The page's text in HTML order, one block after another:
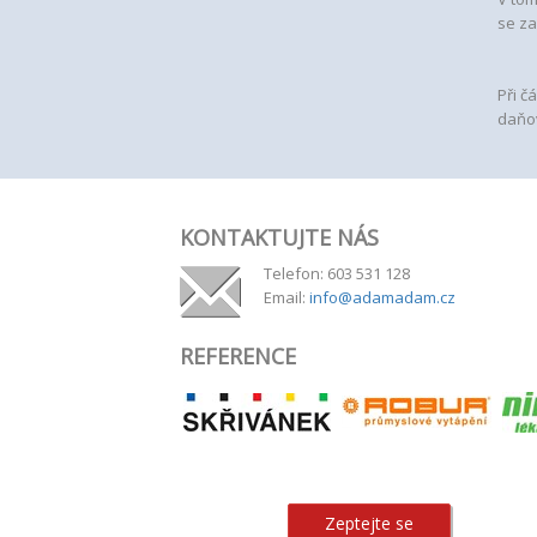
se
Při
KONTAKTUJTE NÁS
Telefon: 603 531 128
Email: info@adamadam.cz
REFERENCE
Zeptejte se